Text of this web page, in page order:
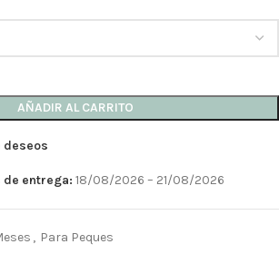
AÑADIR AL CARRITO
deseos
de entrega: 18/08/2026 – 21/08/2026
, Para Peques